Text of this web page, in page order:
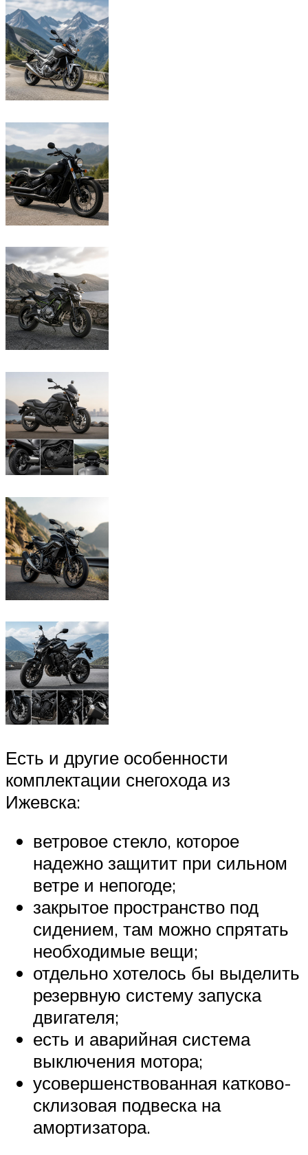
Есть и другие особенности
комплектации снегохода из
Ижевска:
ветровое стекло, которое
надежно защитит при сильном
ветре и непогоде;
закрытое пространство под
сидением, там можно спрятать
необходимые вещи;
отдельно хотелось бы выделить
резервную систему запуска
двигателя;
есть и аварийная система
выключения мотора;
усовершенствованная катково-
склизовая подвеска на
амортизатора.